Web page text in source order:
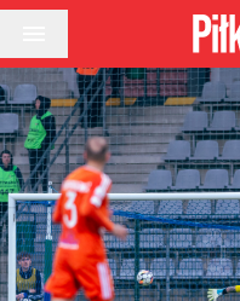
Przejdź do treści